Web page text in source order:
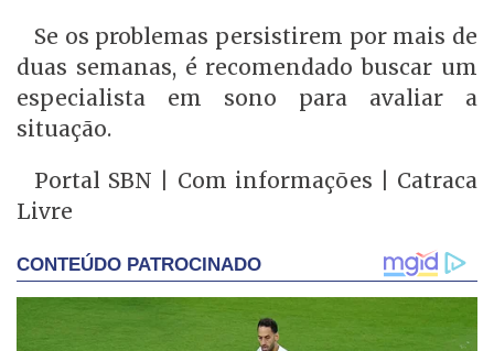
Se os problemas persistirem por mais de
duas semanas, é recomendado buscar um
especialista em sono para avaliar a
situação.
Portal SBN | Com informações | Catraca
Livre